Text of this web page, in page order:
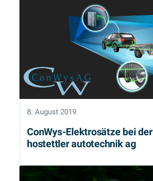
8. August 2019
ConWys-Elektrosätze bei der
hostettler autotechnik ag